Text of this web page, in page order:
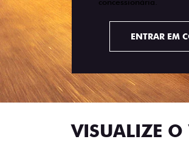
ENTRAR EM
VISUALIZE O